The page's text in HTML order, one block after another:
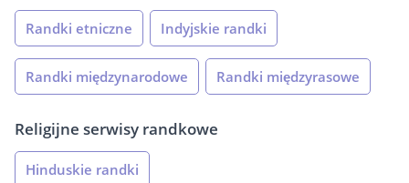
Randki etniczne Indyjskie randki
Randki międzynarodowe Randki międzyrasowe
Religijne serwisy randkowe
Hinduskie randki